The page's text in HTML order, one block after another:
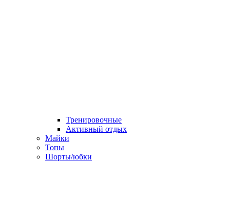
Тренировочные
Активный отдых
Майки
Топы
Шорты/юбки